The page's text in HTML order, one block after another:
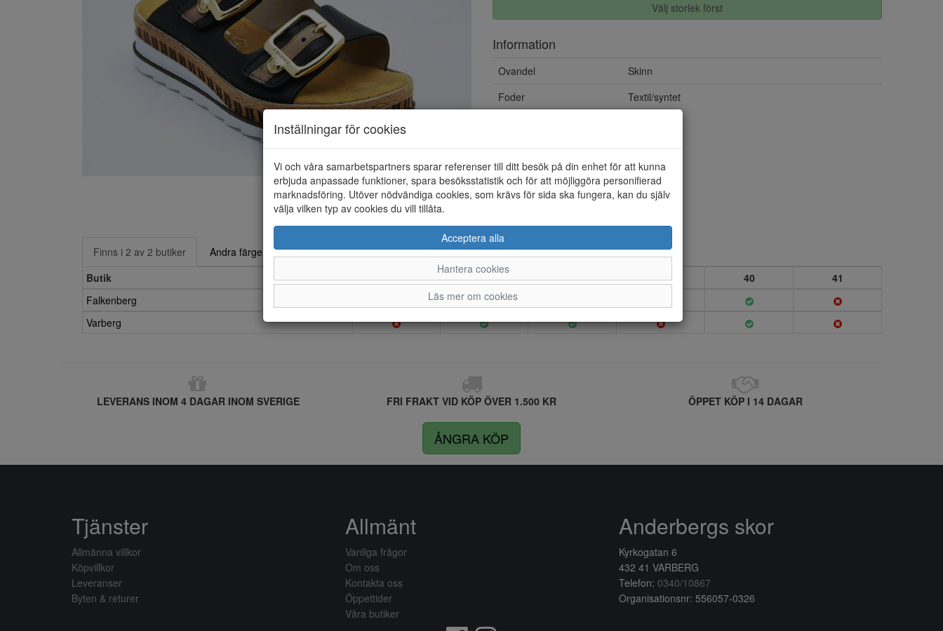
Välj storlek först
Information
Ovandel
Skinn
Foder
Textil/syntet
Finns i 2 av 2 butiker
Andra färger
Butik
36 37 38 39 40
41
Falkenberg
Varberg
LEVERANS INOM 4 DAGAR INOM SVERIGE FRI FRAKT VID KÖP ÖVER 1.500 KR ÖPPET KÖP I 14 DAGAR
ÅNGRA KÖP
Inställningar för cookies
Vi och våra samarbetspartners sparar referenser till ditt besök på din enhet för att kunna
erbjuda anpassade funktioner, spara besöksstatistik och för att möjliggöra personifierad
marknadsföring. Utöver nödvändiga cookies, som krävs för sida ska fungera, kan du själv
välja vilken typ av cookies du vill tillåta.
Acceptera alla
Hantera cookies
Läs mer om cookies
Tjänster
Allmänna villkor
Köpvillkor
Leveranser
Byten & returer
Allmänt
Vanliga frågor
Om oss
Kontakta oss
Öppettider
Våra butiker
Anderbergs skor
Kyrkogatan 6
432 41 VARBERG
Telefon: 0340/10867
Organisationsnr: 556057-0326